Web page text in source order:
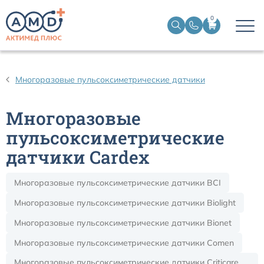
0
Многоразовые пульсоксиметрические датчики
Многоразовые
пульсоксиметрические
датчики Cardex
Многоразовые пульсоксиметрические датчики BCI
Многоразовые пульсоксиметрические датчики Biolight
Многоразовые пульсоксиметрические датчики Bionet
Многоразовые пульсоксиметрические датчики Comen
Датчики ЭЭГ BIS
Кабели пациента ЭКГ
Датчики температурные медицинские к мониторам
Кабели для кардиографов
Датчики кислорода для ИВЛ